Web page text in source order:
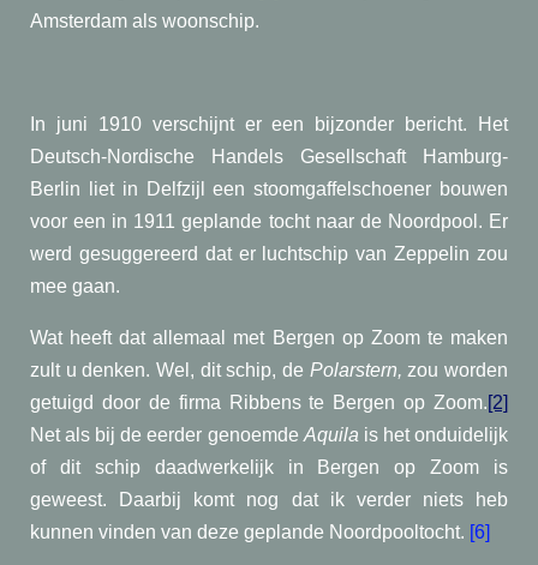
Amsterdam als woonschip.
In juni 1910 verschijnt er een bijzonder bericht. Het
Deutsch-Nordische Handels Gesellschaft Hamburg-
Berlin liet in Delfzijl een stoomgaffelschoener bouwen
voor een in 1911 geplande tocht naar de Noordpool. Er
werd gesuggereerd dat er luchtschip van Zeppelin zou
mee gaan.
Wat heeft dat allemaal met Bergen op Zoom te maken
zult u denken. Wel, dit schip, de Polarstern, zou worden
getuigd door de firma Ribbens te Bergen op Zoom.[2]
Net als bij de eerder genoemde Aquila is het onduidelijk
of dit schip daadwerkelijk in Bergen op Zoom is
geweest. Daarbij komt nog dat ik verder niets heb
kunnen vinden van deze geplande Noordpooltocht. [6]